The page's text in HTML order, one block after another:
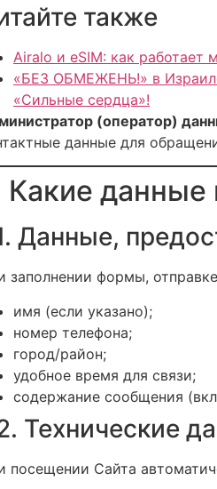
также
Airalo и eSIM: как работает
«БЕЗ ОБМЕЖЕНЬ!» в
«Сильные сердца»!
(оператор)
данные для
Какие данные
Данные,
заполнении формы,
имя (если указано);
номер телефона;
город/район;
удобное время для связи;
содержание сообщения
Технические
посещении Сайта